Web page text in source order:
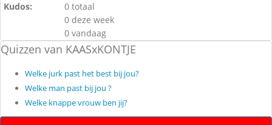
Kudos:
0 totaal
0 deze week
0 vandaag
Quizzen van KAASxKONTJE
Welke jurk past het best bij jou?
Welke man past bij jou ?
Welke knappe vrouw ben jij?